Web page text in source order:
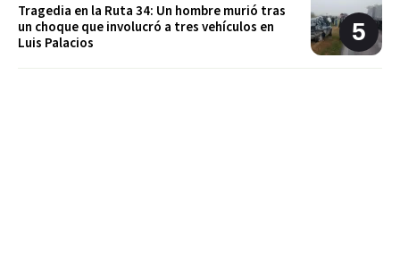
Tragedia en la Ruta 34: Un hombre murió tras
un choque que involucró a tres vehículos en
Luis Palacios